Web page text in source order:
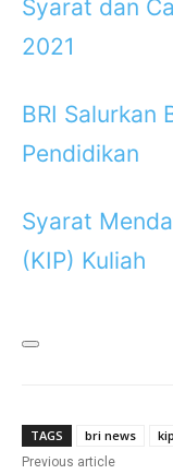
Syarat dan
2021
BRI Salurkan
Pendidikan
Syarat
(KIP) Kuliah
TAGS bri news
Previous article